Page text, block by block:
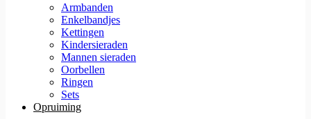
Armbanden
Enkelbandjes
Kettingen
Kindersieraden
Mannen sieraden
Oorbellen
Ringen
Sets
Opruiming